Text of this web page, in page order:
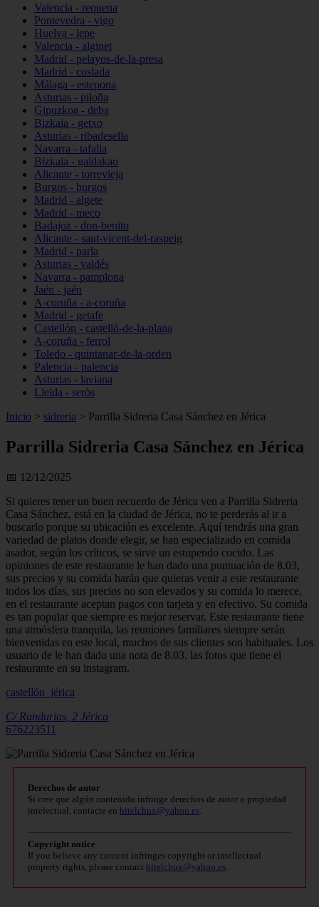
Valencia - requena
Pontevedra - vigo
Huelva - lepe
Valencia - alginet
Madrid - pelayos-de-la-presa
Madrid - coslada
Málaga - estepona
Asturias - piloña
Gipuzkoa - deba
Bizkaia - getxo
Asturias - ribadesella
Navarra - tafalla
Bizkaia - galdakao
Alicante - torrevieja
Burgos - burgos
Madrid - algete
Madrid - meco
Badajoz - don-benito
Alicante - sant-vicent-del-raspeig
Madrid - parla
Asturias - valdés
Navarra - pamplona
Jaén - jaén
A-coruña - a-coruña
Madrid - getafe
Castellón - castelló-de-la-plana
A-coruña - ferrol
Toledo - quintanar-de-la-orden
Palencia - palencia
Asturias - laviana
Lleida - seròs
Inicio > sidreria > Parrilla Sidreria Casa Sánchez en Jérica
Parrilla Sidreria Casa Sánchez en Jérica
📅 12/12/2025
Si quieres tener un buen recuerdo de Jérica ven a Parrilla Sidreria
Casa Sánchez, está en la ciudad de Jérica, no te perderás al ir a
buscarlo porque su ubicación es excelente. Aquí tendrás una gran
variedad de platos donde elegir, se han especializado en comida
asador, según los críticos, se sirve un estupendo cocido. Las
opiniones de este restaurante le han dado una puntuación de 8.03,
sus precios y su comida harán que quieras venir a este restaurante
todos los días, sus precios no son elevados y su comida lo merece,
en el restaurante aceptan pagos con tarjeta y en efectivo. Su comida
es tan popular que siempre es mejor reservar. Este restaurante tiene
una atmósfera tranquila, las reuniones familiares siempre serán
bienvenidas en este local, muchos de sus clientes son habituales. Los
usuario de le han dado una nota de 8.03, las fotos que tiene el
restaurante en su instagram.
castellón_jérica
C/ Randurias, 2 Jérica
676223511
Derechos de autor
Si cree que algún contenido infringe derechos de autor o propiedad
intelectual, contacte en bitelchux@yahoo.es
Copyright notice
If you believe any content infringes copyright or intellectual
property rights, please contact bitelchux@yahoo.es